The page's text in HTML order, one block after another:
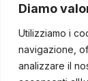
Diamo
Utilizziamo i
navigazione,
analizzare il